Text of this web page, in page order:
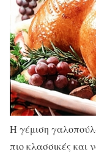
Η γέμιση
πιο κλασσικές και